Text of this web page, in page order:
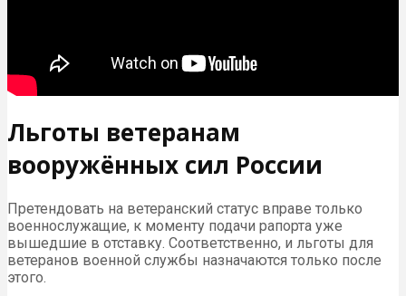
Льготы ветеранам
вооружённых сил России
Претендовать на ветеранский статус вправе только
военнослужащие, к моменту подачи рапорта уже
вышедшие в отставку. Соответственно, и льготы для
ветеранов военной службы назначаются только после
этого.